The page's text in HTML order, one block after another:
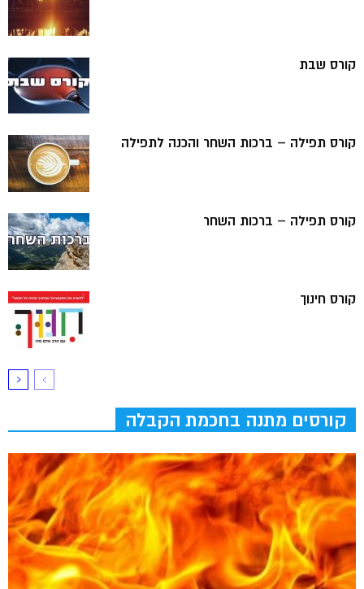
קורס שבת
קורס תפילה – ברכות השחר והכנה לתפילה
קורס תפילה – ברכות השחר
קורס חינוך
קורסים מתנה בחכמת הקבלה